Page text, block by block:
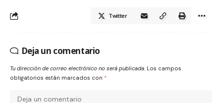
Twitter
Deja un comentario
Tu dirección de correo electrónico no será publicada. Los campos
obligatorios están marcados con *